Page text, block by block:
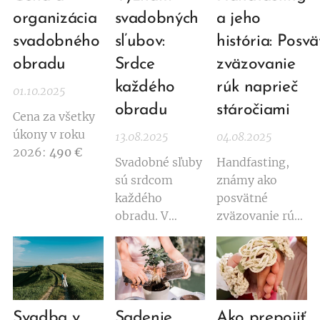
ľudí, bez ohľadu
na pohlavie či
identitu.
naplnený
láskou,
smiechom aj
dojímavosťou,
ktorá sa dotkla
všetkých
napodobniť.
organizácia
svadobného
obradu
01.10.2025
Cena za všetky
úkony v roku
2026: 490 €
svadobných
sľubov:
Srdce
každého
obradu
13.08.2025
Svadobné sľuby
sú srdcom
každého
obradu. V
tomto článku
nájdete
inšpiráciu,
otázky a tipy,
a jeho
história:
zväzovanie
rúk naprieč
stáročiami
04.08.2025
Handfasting,
známy ako
posvätné
zväzovanie rúk,
je starobylý
svadobný
obrad, ktorý v
sebe nesie silu